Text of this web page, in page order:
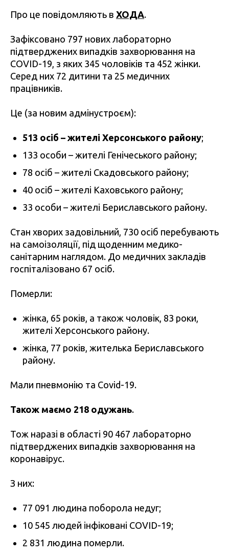
Про це повідомляють в ХОДА.
Зафіксовано 797 нових лабораторно
підтверджених випадків захворювання на
COVID-19, з яких 345 чоловіків та 452 жінки.
Серед них 72 дитини та 25 медичних
працівників.
Це (за новим адмінустроєм):
513 осіб – жителі Херсонського району;
133 особи – жителі Генічеського району;
78 осіб – жителі Скадовського району;
40 осіб – жителі Каховського району;
33 особи – жителі Бериславського району.
Стан хворих задовільний, 730 осіб перебувають
на самоізоляції, під щоденним медико-
санітарним наглядом. До медичних закладів
госпіталізовано 67 осіб.
Померли:
жінка, 65 років, а також чоловік, 83 роки,
жителі Херсонського району.
жінка, 77 років, жителька Бериславського
району.
Мали пневмонію та Covid-19.
Також маємо 218 одужань.
Тож наразі в області 90 467 лабораторно
підтверджених випадків захворювання на
коронавірус.
З них:
77 091 людина поборола недуг;
10 545 людей інфіковані COVID-19;
2 831 людина померли.